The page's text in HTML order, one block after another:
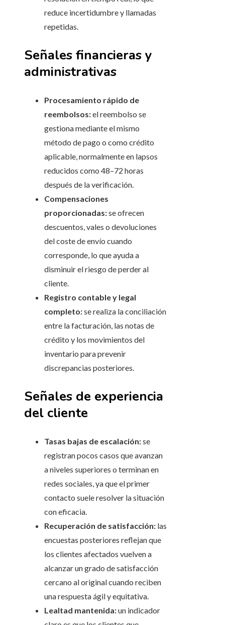
reduce incertidumbre y llamadas
repetidas.
Señales financieras y
administrativas
Procesamiento rápido de
reembolsos:el reembolso se
gestiona mediante el mismo
método de pago o como crédito
aplicable, normalmente en lapsos
reducidos como 48–72 horas
después de la verificación.
Compensaciones
proporcionadas:se ofrecen
descuentos, vales o devoluciones
del coste de envío cuando
corresponde, lo que ayuda a
disminuir el riesgo de perder al
cliente.
Registro contable y legal
completo:se realiza la conciliación
entre la facturación, las notas de
crédito y los movimientos del
inventario para prevenir
discrepancias posteriores.
Señales de experiencia
del cliente
Tasas bajas de escalación:se
registran pocos casos que avanzan
a niveles superiores o terminan en
redes sociales, ya que el primer
contacto suele resolver la situación
con eficacia.
Recuperación de satisfacción: las
encuestas posteriores reflejan que
los clientes afectados vuelven a
alcanzar un grado de satisfacción
cercano al original cuando reciben
una respuesta ágil y equitativa.
Lealtad mantenida:un indicador